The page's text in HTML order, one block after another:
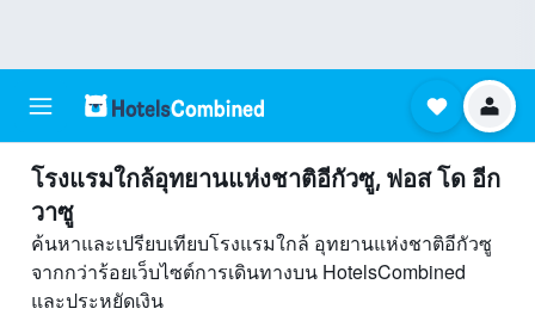
โรงแรมใกล้อุทยานแห่งชาติอีกัวซู, ฟอส โด อีก
วาซู
ค้นหาและเปรียบเทียบโรงแรมใกล้ อุทยานแห่งชาติอีกัวซู
จากกว่าร้อยเว็บไซต์การเดินทางบน HotelsCombined
และประหยัดเงิน